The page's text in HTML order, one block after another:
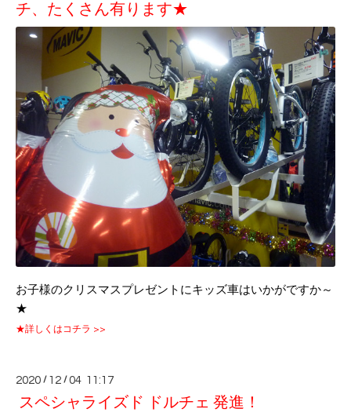
チ、たくさん有ります★
お子様のクリスマスプレゼントにキッズ車はいかがですか～
★
★詳しくはコチラ >>
2020 / 12 /04 11:17
スペシャライズド ドルチェ 発進！